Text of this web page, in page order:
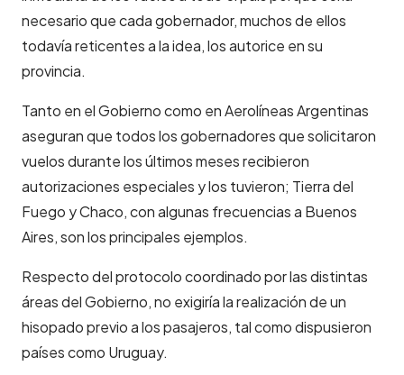
necesario que cada gobernador, muchos de ellos
todavía reticentes a la idea, los autorice en su
provincia.
Tanto en el Gobierno como en Aerolíneas Argentinas
aseguran que todos los gobernadores que solicitaron
vuelos durante los últimos meses recibieron
autorizaciones especiales y los tuvieron; Tierra del
Fuego y Chaco, con algunas frecuencias a Buenos
Aires, son los principales ejemplos.
Respecto del protocolo coordinado por las distintas
áreas del Gobierno, no exigiría la realización de un
hisopado previo a los pasajeros, tal como dispusieron
países como Uruguay.